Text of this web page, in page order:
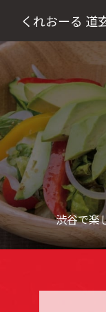
くれおーる 道
渋谷で楽